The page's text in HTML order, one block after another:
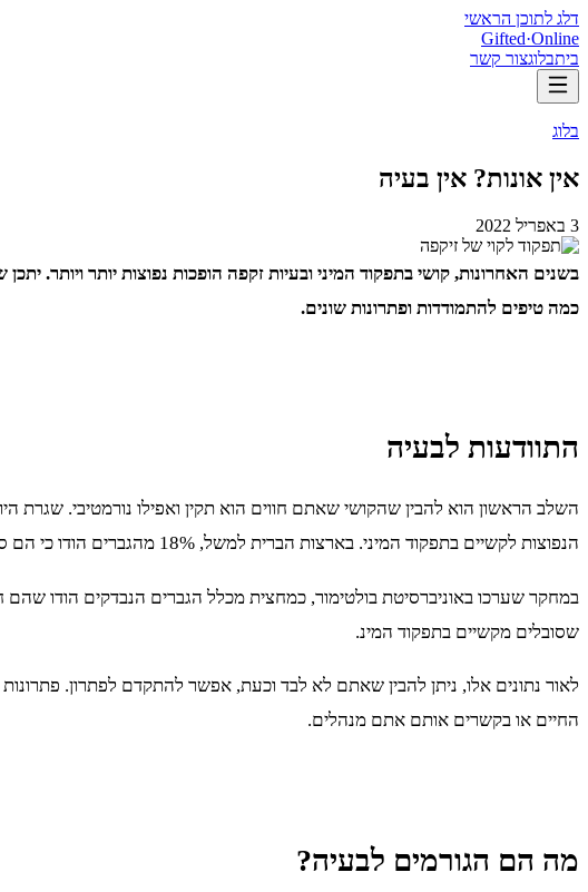
דלג לתוכן הראשי
Gifted·Online
ביתבלוגצור קשר
בלוג
אין אונות? אין בעיה
3 באפריל 2022
בשנים האחרונות, קושי בתפקוד המיני ובעיות זקפה הופכות נפוצות יותר ויותר.
כמה טיפים להתמודדות ופתרונות שונים.
התוודעות לבעיה
השלב הראשון הוא להבין שהקושי שאתם חווים הוא תקין ואפילו נורמטיבי.
הנפוצות לקשיים בתפקוד המיני. בארצות הברית למשל, 18% מהגברים הודו כי הם סובלים מבעיות זקפה כבר מגיל 20.
שסובלים מקשיים בתפקוד המינ.
לאור נתונים אלו, ניתן להבין שאתם לא לבד וכעת, אפשר להתקדם לפתרון.
החיים או בקשרים אותם אתם מנהלים.
מה הם הגורמים לבעיה?